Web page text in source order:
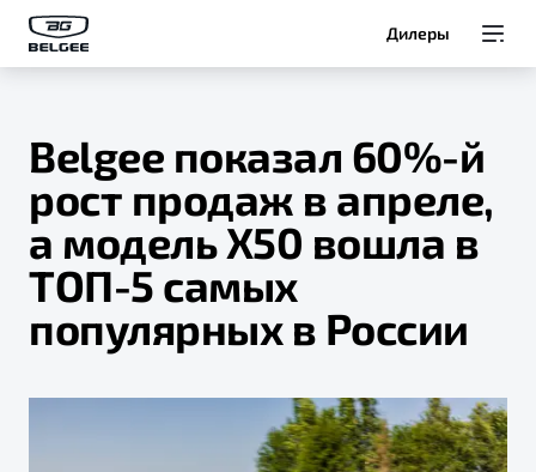
Покупателям
Владельцам
О Belgee
Дилеры
Belgee показал 60%-й
рост продаж в апреле,
а модель X50 вошла в
ТОП-5 самых
популярных в России